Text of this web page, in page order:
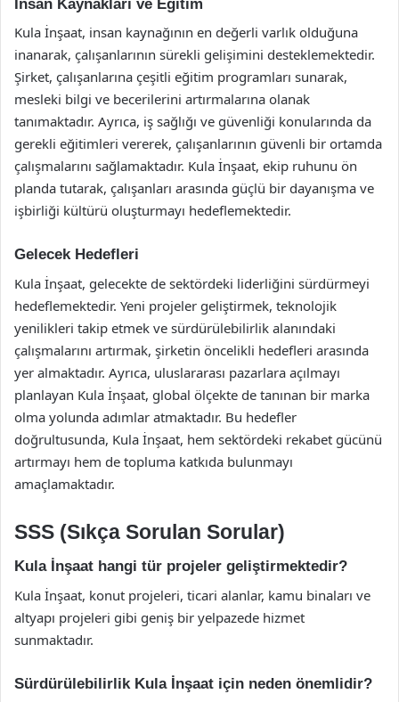
İnsan Kaynakları ve Eğitim
Kula İnşaat, insan kaynağının en değerli varlık olduğuna
inanarak, çalışanlarının sürekli gelişimini desteklemektedir.
Şirket, çalışanlarına çeşitli eğitim programları sunarak,
mesleki bilgi ve becerilerini artırmalarına olanak
tanımaktadır. Ayrıca, iş sağlığı ve güvenliği konularında da
gerekli eğitimleri vererek, çalışanlarının güvenli bir ortamda
çalışmalarını sağlamaktadır. Kula İnşaat, ekip ruhunu ön
planda tutarak, çalışanları arasında güçlü bir dayanışma ve
işbirliği kültürü oluşturmayı hedeflemektedir.
Gelecek Hedefleri
Kula İnşaat, gelecekte de sektördeki liderliğini sürdürmeyi
hedeflemektedir. Yeni projeler geliştirmek, teknolojik
yenilikleri takip etmek ve sürdürülebilirlik alanındaki
çalışmalarını artırmak, şirketin öncelikli hedefleri arasında
yer almaktadır. Ayrıca, uluslararası pazarlara açılmayı
planlayan Kula İnşaat, global ölçekte de tanınan bir marka
olma yolunda adımlar atmaktadır. Bu hedefler
doğrultusunda, Kula İnşaat, hem sektördeki rekabet gücünü
artırmayı hem de topluma katkıda bulunmayı
amaçlamaktadır.
SSS (Sıkça Sorulan Sorular)
Kula İnşaat hangi tür projeler geliştirmektedir?
Kula İnşaat, konut projeleri, ticari alanlar, kamu binaları ve
altyapı projeleri gibi geniş bir yelpazede hizmet
sunmaktadır.
Sürdürülebilirlik Kula İnşaat için neden önemlidir?